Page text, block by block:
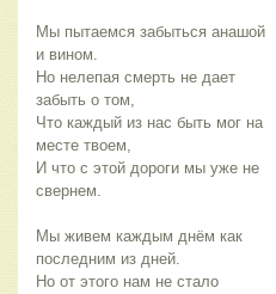
Мы пытаемся забыться анашой
и вином.
Но нелепая смерть не дает
забыть о том,
Что каждый из нас быть мог на
месте твоем,
И что с этой дороги мы уже не
свернем.
Мы живем каждым днём как
последним из дней.
Но от этого нам не стало